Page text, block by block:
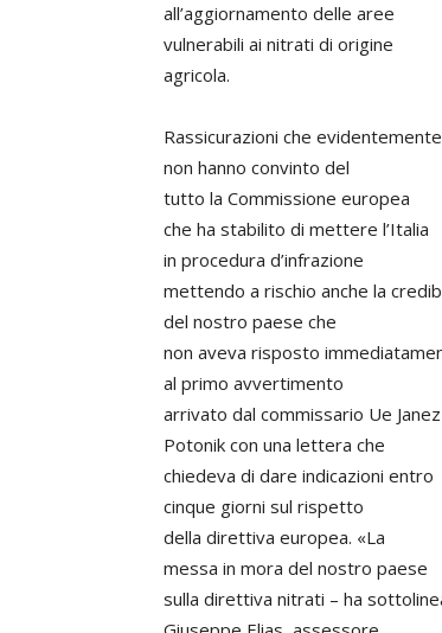
all’aggiornamento delle aree
vulnerabili ai nitrati di origine
agricola.
Rassicurazioni che evidentemente
non hanno convinto del
tutto la Commissione europea
che ha stabilito di mettere l’Italia
in procedura d’infrazione
mettendo a rischio anche la
del nostro paese che
non aveva risposto
al primo avvertimento
arrivato dal commissario Ue Janez
Potonik con una lettera che
chiedeva di dare indicazioni entro
cinque giorni sul rispetto
della direttiva europea. «La
messa in mora del nostro paese
sulla direttiva nitrati – ha